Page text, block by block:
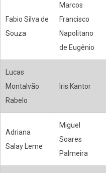
Fabio Silva de
Souza
Marcos
Francisco
Napolitano
de Eugênio
Lucas
Montalvão
Rabelo
Iris Kantor
Adriana
Salay Leme
Miguel
Soares
Palmeira